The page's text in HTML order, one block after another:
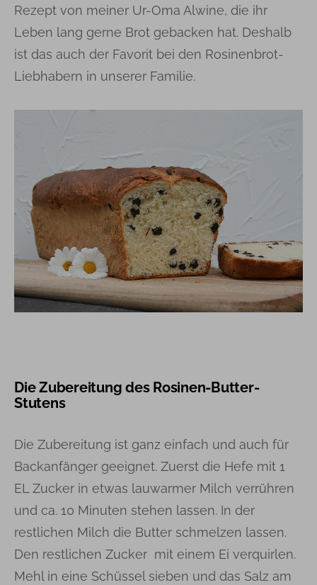
Rezept von meiner Ur-Oma Alwine, die ihr
Leben lang gerne Brot gebacken hat. Deshalb
ist das auch der Favorit bei den Rosinenbrot-
Liebhabern in unserer Familie.
Die Zubereitung des Rosinen-Butter-
Stutens
Die Zubereitung ist ganz einfach und auch für
Backanfänger geeignet. Zuerst die Hefe mit 1
EL Zucker in etwas lauwarmer Milch verrühren
und ca. 10 Minuten stehen lassen. In der
restlichen Milch die Butter schmelzen lassen.
Den restlichen Zucker mit einem Ei verquirlen.
Mehl in eine Schüssel sieben und das Salz am